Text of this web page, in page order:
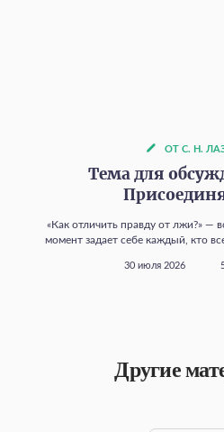
ОТ С. Н.
Тема для
«Как отличить правду от лжи?» —
момент задает себе каждый, кто
30 июля 2026
Другие